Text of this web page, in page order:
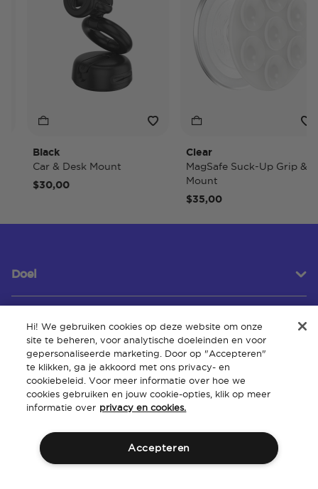
Black
Car & Desk Mount
$30,00
Clear
MagSafe Suck-Up Grip &
Mount
$35,00
Doel
Klantenservice
Over
Hi! We gebruiken cookies op deze website om onze
site te beheren, voor analytische doeleinden en voor
gepersonaliseerde marketing. Door op "Accepteren"
te klikken, ga je akkoord met ons privacy- en
cookiebeleid. Voor meer informatie over hoe we
cookies gebruiken en jouw cookie-opties, klik op meer
informatie over privacy en cookies.
Accepteren